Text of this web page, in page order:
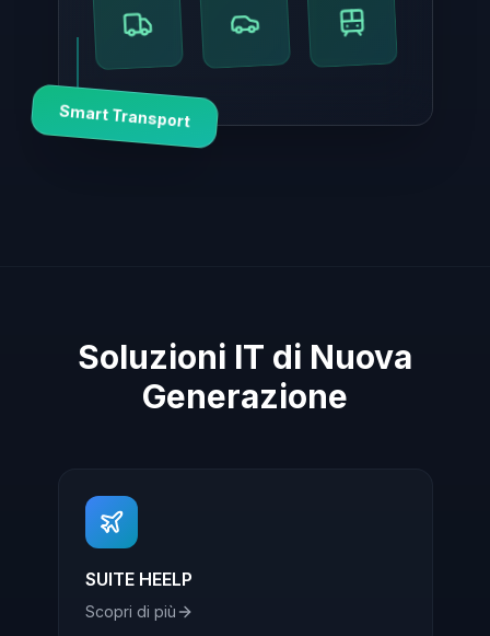
Smart Transport
Soluzioni IT di Nuova
Generazione
SUITE HEELP
Scopri di più